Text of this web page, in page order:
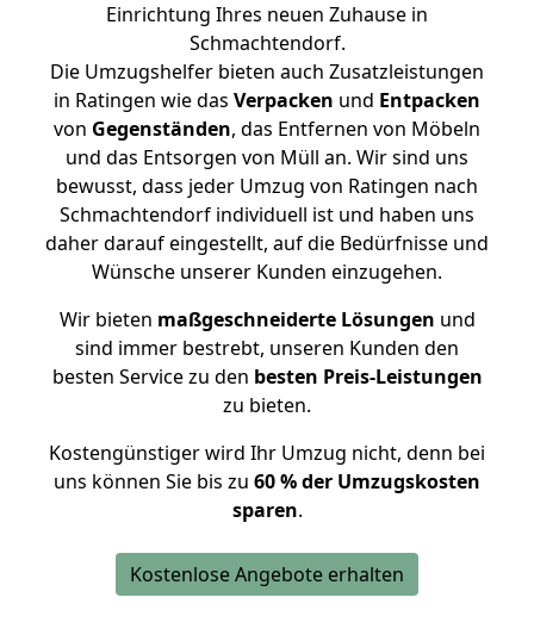
Einrichtung Ihres neuen Zuhause in
Schmachtendorf.
Die Umzugshelfer bieten auch Zusatzleistungen
in Ratingen wie das Verpacken und Entpacken
von Gegenständen, das Entfernen von Möbeln
und das Entsorgen von Müll an. Wir sind uns
bewusst, dass jeder Umzug von Ratingen nach
Schmachtendorf individuell ist und haben uns
daher darauf eingestellt, auf die Bedürfnisse und
Wünsche unserer Kunden einzugehen.
Wir bieten maßgeschneiderte Lösungen und
sind immer bestrebt, unseren Kunden den
besten Service zu den besten Preis-Leistungen
zu bieten.
Kostengünstiger wird Ihr Umzug nicht, denn bei
uns können Sie bis zu 60 % der Umzugskosten
sparen.
Kostenlose Angebote erhalten